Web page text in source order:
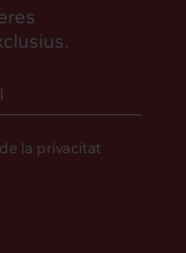
la privacitat